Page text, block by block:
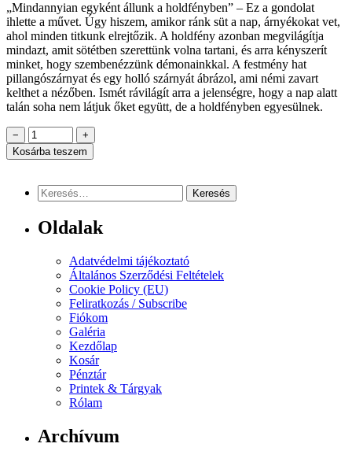
„Mindannyian egyként állunk a holdfényben” – Ez a gondolat
ihlette a művet. Úgy hiszem, amikor ránk süt a nap, árnyékokat vet,
ahol minden titkunk elrejtőzik. A holdfény azonban megvilágítja
mindazt, amit sötétben szerettünk volna tartani, és arra kényszerít
minket, hogy szembenézzünk démonainkkal. A festmény hat
pillangószárnyat és egy holló szárnyát ábrázol, ami némi zavart
kelthet a nézőben. Ismét rávilágít arra a jelenségre, hogy a nap alatt
talán soha nem látjuk őket együtt, de a holdfényben egyesülnek.
−
+
Kosárba teszem
Keresés:
Oldalak
Adatvédelmi tájékoztató
Általános Szerződési Feltételek
Cookie Policy (EU)
Feliratkozás / Subscribe
Fiókom
Galéria
Kezdőlap
Kosár
Pénztár
Printek & Tárgyak
Rólam
Archívum